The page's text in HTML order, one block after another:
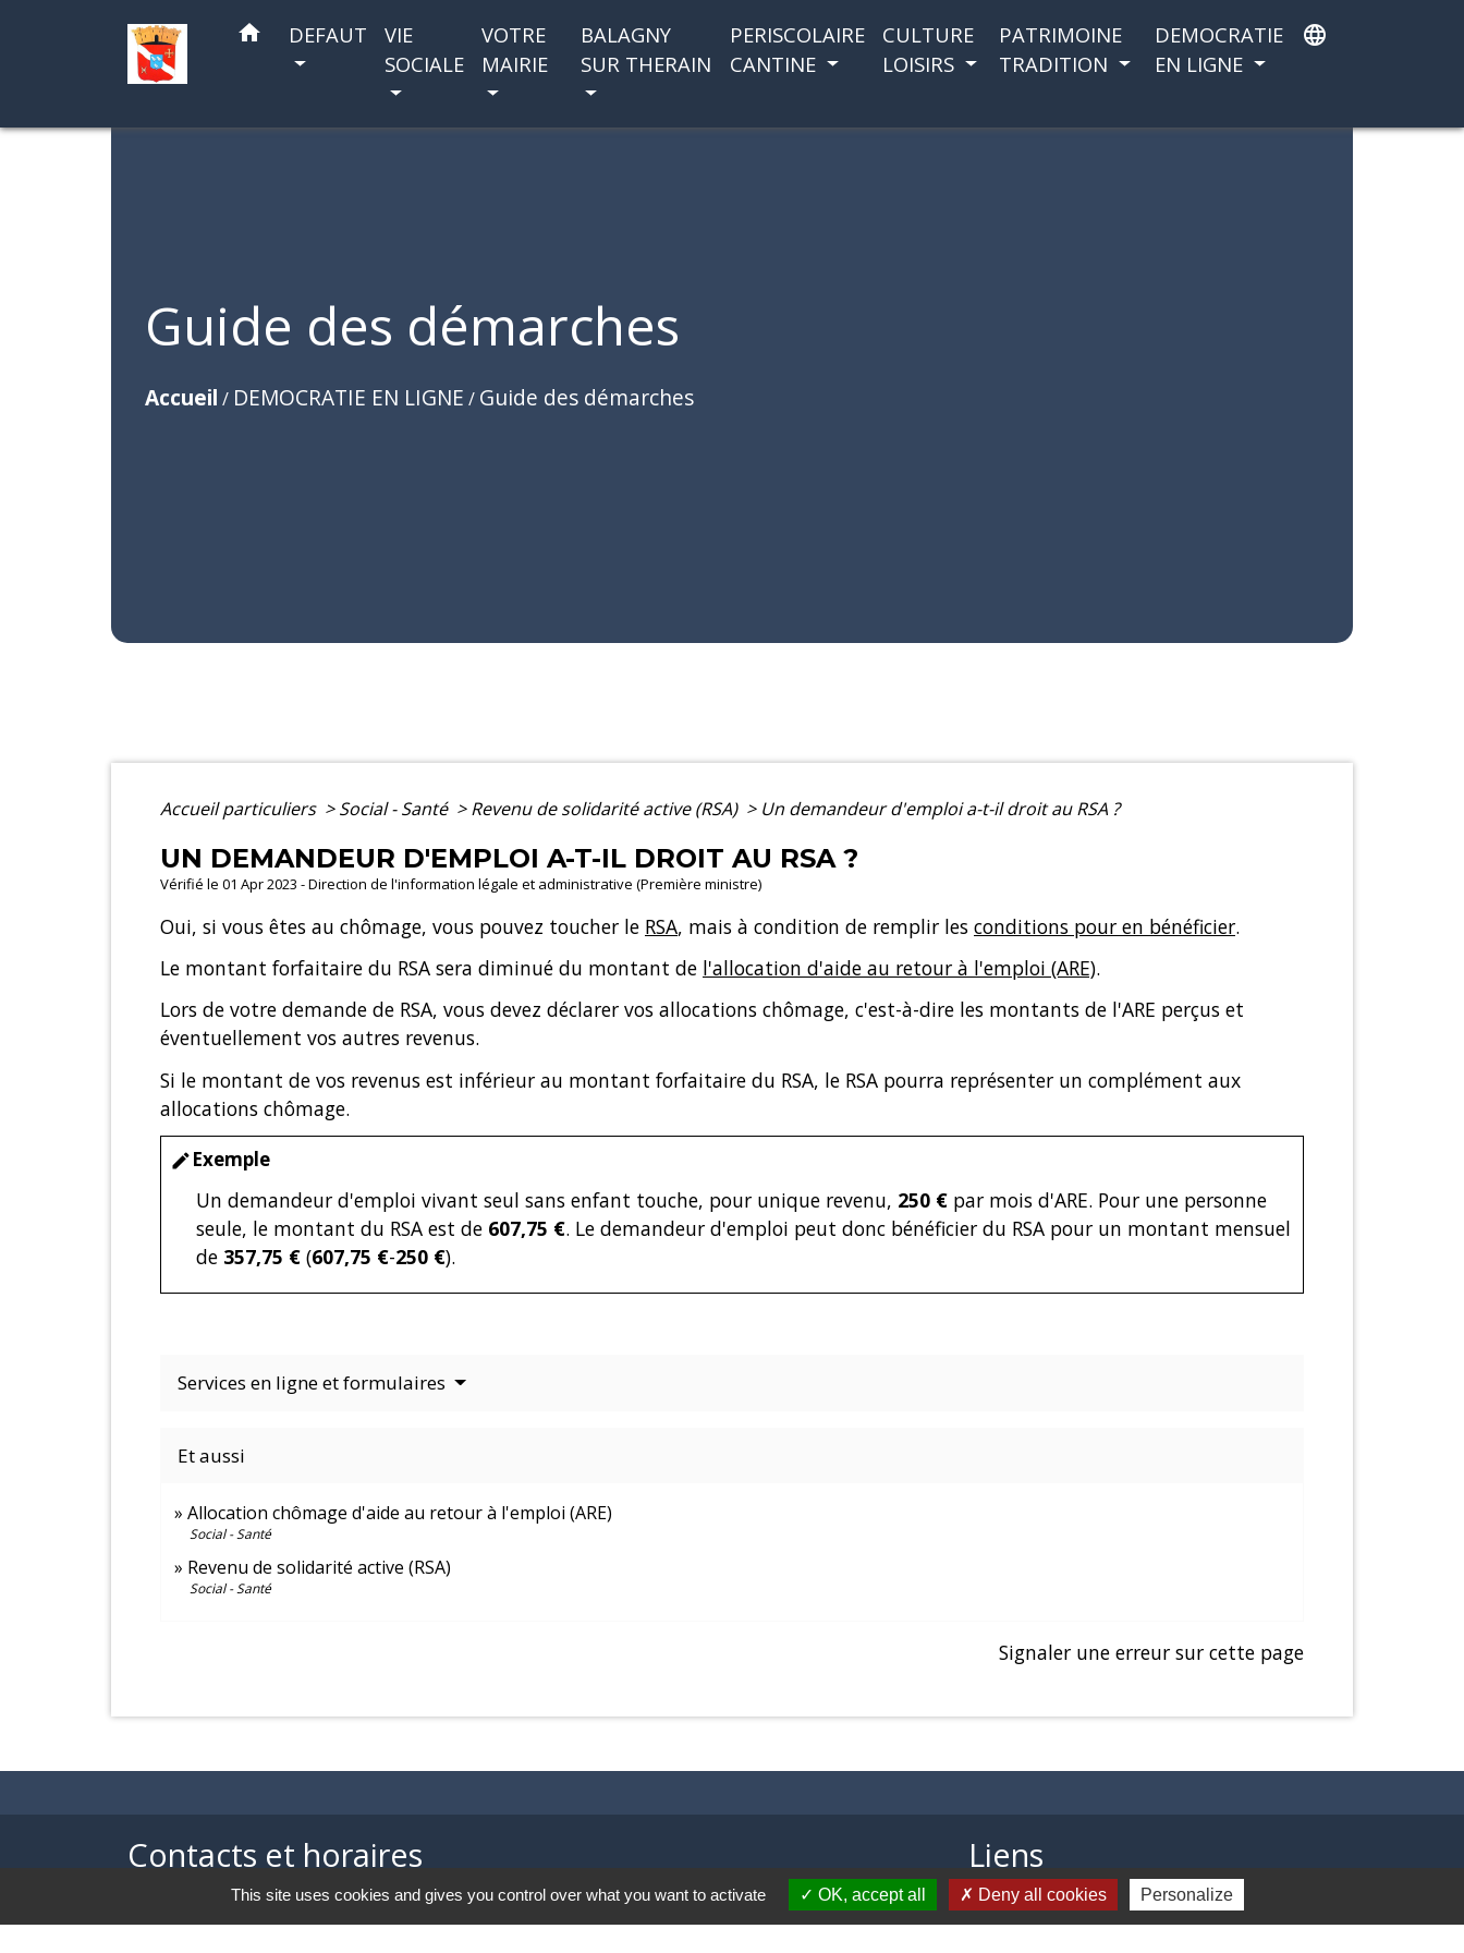
home DEFAUT
VIE
SOCIALE
VOTRE
MAIRIE
BALAGNY
SUR THERAIN
PERISCOLAIRE
CANTINE
CULTURE
LOISIRS
PATRIMOINE
TRADITION
DEMOCRATIE
EN LIGNE
language
Guide des démarches
Accueil / DEMOCRATIE EN LIGNE / Guide des démarches
Accueil particuliers > Social - Santé > Revenu de solidarité active (RSA) > Un demandeur d'emploi a-t-il droit au RSA ?
UN DEMANDEUR D'EMPLOI A-T-IL DROIT AU RSA ?
Vérifié le 01 Apr 2023 - Direction de l'information légale et administrative (Première ministre)
Oui, si vous êtes au chômage, vous pouvez toucher le RSA, mais à condition de remplir les conditions pour en bénéficier.
Le montant forfaitaire du RSA sera diminué du montant de l'allocation d'aide au retour à l'emploi (ARE).
Lors de votre demande de RSA, vous devez déclarer vos allocations chômage, c'est-à-dire les montants de l'ARE perçus et
éventuellement vos autres revenus.
Si le montant de vos revenus est inférieur au montant forfaitaire du RSA, le RSA pourra représenter un complément aux
allocations chômage.
edit Exemple
Un demandeur d'emploi vivant seul sans enfant touche, pour unique revenu, 250 € par mois d'ARE. Pour une personne
seule, le montant du RSA est de 607,75 €. Le demandeur d'emploi peut donc bénéficier du RSA pour un montant mensuel
de 357,75 € (607,75 €-250 €).
Services en ligne et formulaires
Et aussi
Allocation chômage d'aide au retour à l'emploi (ARE)
Social - Santé
Revenu de solidarité active (RSA)
Social - Santé
Signaler une erreur sur cette page
Contacts et horaires
Mairie de Balagny sur Thérain
Liens
Presentation de Balagny
This site uses cookies and gives you control over what you want to activate OK, accept all Deny all cookies Personalize